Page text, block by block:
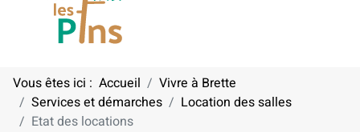
Vous êtes ici : Accueil
Vivre à Brette
Services et démarches
Location des salles
Etat des locations
Calendrier